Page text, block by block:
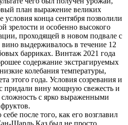
план выражение великих
условия конца сентября позволили
зрелости и особенно высокого
проходящей в новом подвале с
выдерживалось в течение 12
барриках. Винтаж 2021 года
содержание экстрагируемых
колебания температуры,
этого года. Условия созревания и
придали вину мощную свежесть и
с ярко выраженными
после того, как его возглавил
Шарль Каз был не просто